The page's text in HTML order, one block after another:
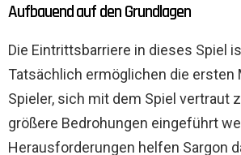
Aufbauend auf den Grundlagen
Die Eintrittsbarriere in dieses Spiel
Tatsächlich ermöglichen die ersten
Spieler, sich mit dem Spiel vertraut
größere Bedrohungen eingeführt
Herausforderungen helfen Sargon